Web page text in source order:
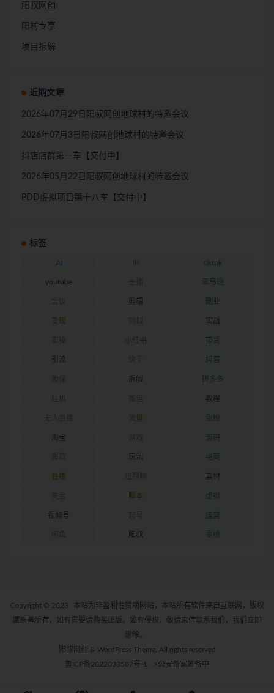
阳叔网创
阳村专享
项目拆解
近期文章
2026年07月29日阳叔网创地球村的特邀会议
2026年07月3日阳叔网创地球村的特邀会议
抖店店群第一车【交付中】
2026年05月22日阳叔网创地球村的特邀会议
PDD虚拟项目第十八车【交付中】
标签
AI IP tiktok
youtube 亚马逊
剪辑 副业
变现 实战
小红书 带货
引流 抖音
拆解 拼多多
挂机 教程
流量 涨粉
淘宝 源码
玩法 电商
直播 素材
脚本 虚拟
视频号 运营
阳叔 零撸
Copyright © 2023
本站为非盈利性赞助网站，本站所有软件来自互联网，版权
属原著所有，如有需要请购买正版。如有侵权，敬请来信联系我们，我们立即
删除。
阳叔网创 & WordPress Theme. All rights reserved
鲁ICP备2022038507号-1
>公安备案筹备中